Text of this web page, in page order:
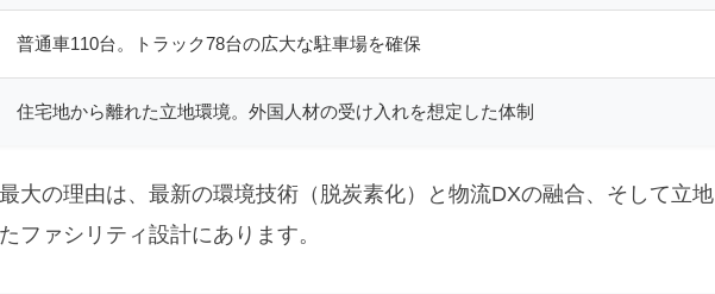
普通車110台。トラック78台の広大な駐車場を確保
住宅地から離れた立地環境。外国人材の受け入れを想定した体制
大の理由は、最新の環境技術（脱炭素化）と物流DXの融合、そして立地
ファシリティ設計にあります。